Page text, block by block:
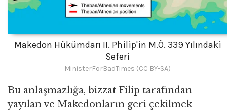
Makedon Hükümdarı II. Philip'in M.Ö. 339 Yılındaki
Seferi
MinisterForBadTimes (CC BY-SA)
Bu anlaşmazlığa, bizzat Filip tarafından
yayılan ve Makedonların geri çekilmek